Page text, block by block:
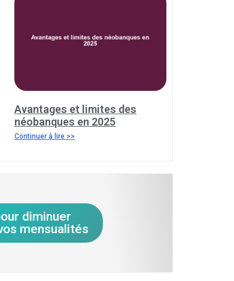
Avantages et limites des
néobanques en 2025
Continuer à lire >>
diminuer
mensualités